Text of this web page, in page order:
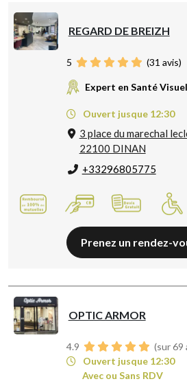
REGARD DE BREIZH
5 (31 avis)
Expert en Santé
Ouvert jusque 12:30
3 place du marechal
22100 DINAN
+33296805775
Prenez un rendez-
OPTIC ARMOR
4.9
(sur 69
Ouvert jusque 12:30
Avec ou Sans RDV